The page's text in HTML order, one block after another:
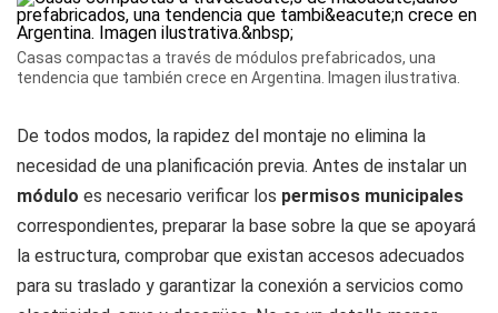
Casas compactas a través de módulos prefabricados, una
tendencia que también crece en Argentina. Imagen ilustrativa.
De todos modos, la rapidez del montaje no elimina la
necesidad de una planificación previa. Antes de instalar un
módulo es necesario verificar los permisos municipales
correspondientes, preparar la base sobre la que se apoyará
la estructura, comprobar que existan accesos adecuados
para su traslado y garantizar la conexión a servicios como